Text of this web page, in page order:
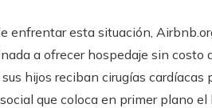
enfrentar esta situación,
a ofrecer hospedaje sin costo
hijos reciban cirugías
que coloca en primer plano